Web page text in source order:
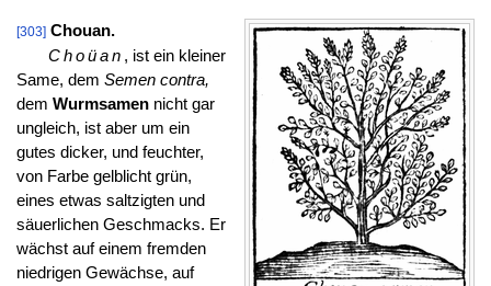
[303] Chouan.
Choüan , ist ein kleiner
Same, dem Semen contra,
dem Wurmsamennicht gar
ungleich, ist aber um ein
gutes dicker, und feuchter,
von Farbe gelblicht grün,
eines etwas saltzigten und
säuerlichen Geschmacks. Er
wächst auf einem fremden
niedrigen Gewächse, auf